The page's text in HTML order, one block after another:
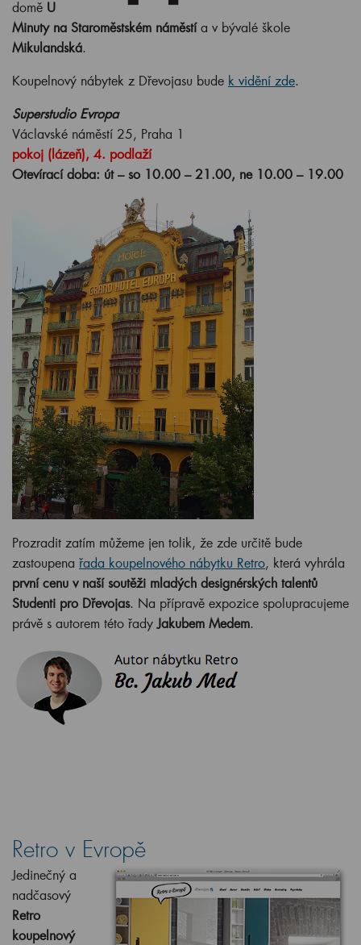
domě U
Minuty na Staroměstském náměstía v bývalé škole
Mikulandská.
Koupelnový nábytek z Dřevojasu bude k vidění zde.
Superstudio Evropa
Václavské náměstí 25, Praha 1
pokoj (lázeň), 4. podlaží
Otevírací doba: út – so 10.00 – 21.00, ne 10.00 – 19.00
Prozradit zatím můžeme jen tolik, že zde určitě bude
zastoupena řada koupelnového nábytku Retro, která vyhrála
první cenu v naší soutěži mladých designérských talentů
Studenti pro Dřevojas. Na přípravě expozice spolupracujeme
právě s autorem této řadyJakubem Medem.
Retro v Evropě
Jedinečný a
nadčasový
Retro
koupelnový